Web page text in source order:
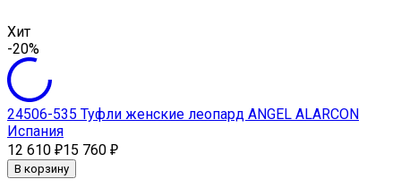
Хит
-20%
24506-535 Туфли женские леопард ANGEL ALARCON
Испания
12 610 ₽15 760 ₽
В корзину